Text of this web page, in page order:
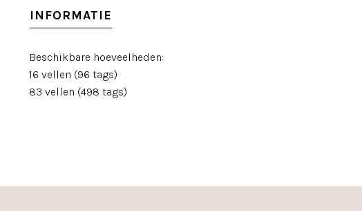
INFORMATIE
Beschikbare hoeveelheden:
16 vellen (96 tags)
83 vellen (498 tags)